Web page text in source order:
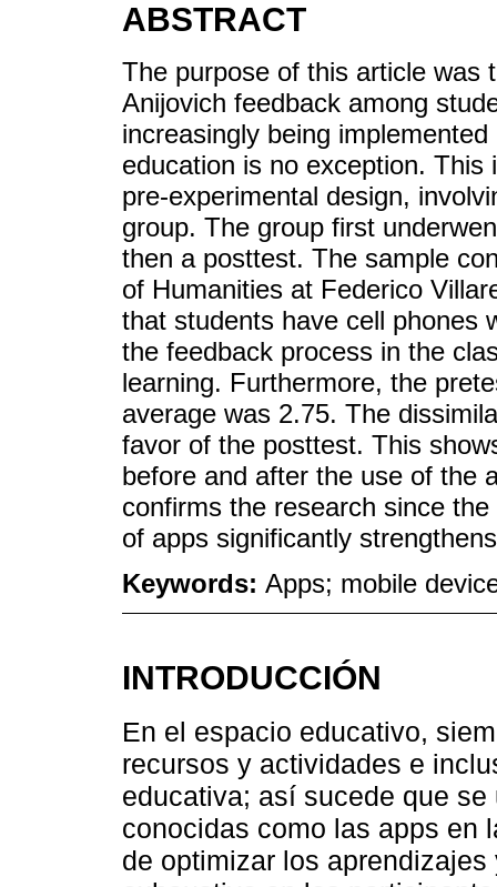
ABSTRACT
The purpose of this article was
Anijovich feedback among
increasingly being
education is no exception.
pre-experimental design,
group. The group first
then a posttest. The sample
of Humanities at Federico
that students have cell phones
the feedback process in the
learning. Furthermore, the
average was 2.75. The
favor of the posttest. This
before and after the use of the
confirms the research since
of apps significantly
Keywords: Apps; mobile
INTRODUCCIÓN
En el espacio educativo,
recursos y actividades e
educativa; así sucede que
conocidas como las apps en
de optimizar los